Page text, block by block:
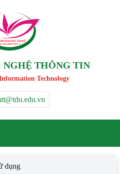
ĐẠI HỌC TÂY ĐÔ
AY DO UNIVERSIT Y
NGHỆ THÔNG TIN
Technology
dụng